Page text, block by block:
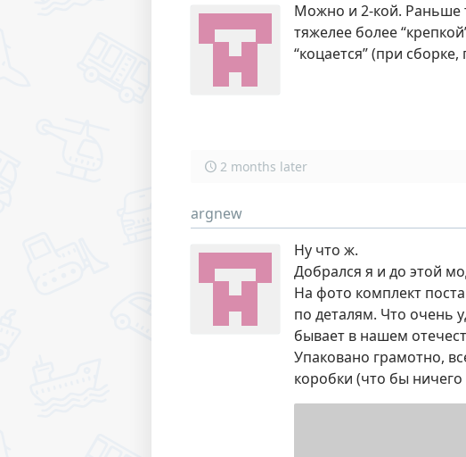
Можно и 2-кой. Раньше
тяжелее более
“коцается” (при
2 months later
argnew
Ну что ж.
Добрался я и до этой
На фото комплект
по деталям. Что очень
бывает в нашем
Упаковано грамотно,
коробки (что бы